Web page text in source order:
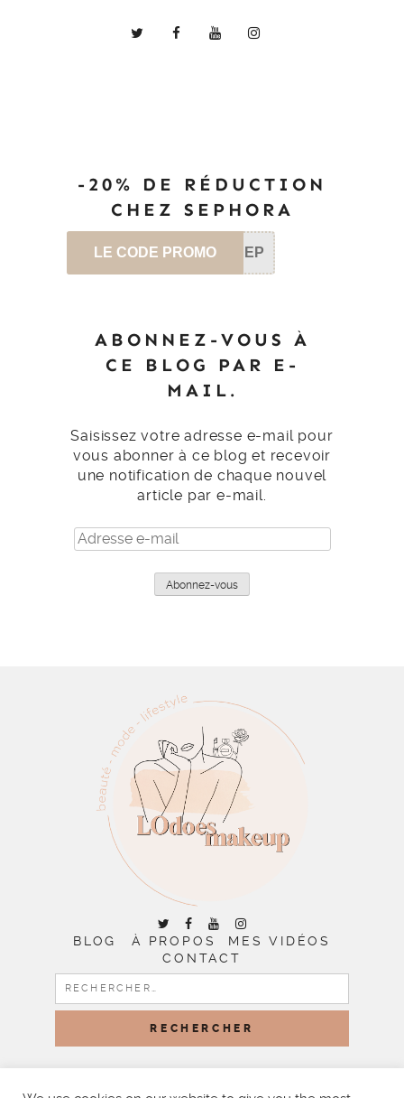
-20% DE RÉDUCTION
CHEZ SEPHORA
LE CODE PROMO SEP
ABONNEZ-VOUS À
CE BLOG PAR E-
MAIL.
Saisissez votre adresse e-mail pour
vous abonner à ce blog et recevoir
une notification de chaque nouvel
article par e-mail.
Adresse
e-
Abonnez-vous
BLOG À PROPOS
MES VIDÉOS
CONTACT
RECHERCHER :
BY LITTLE THEME SHOP